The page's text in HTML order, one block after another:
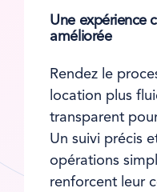
Une expérience
améliorée
Rendez le
location plus
transparent
Un suivi précis
opérations
renforcent leur